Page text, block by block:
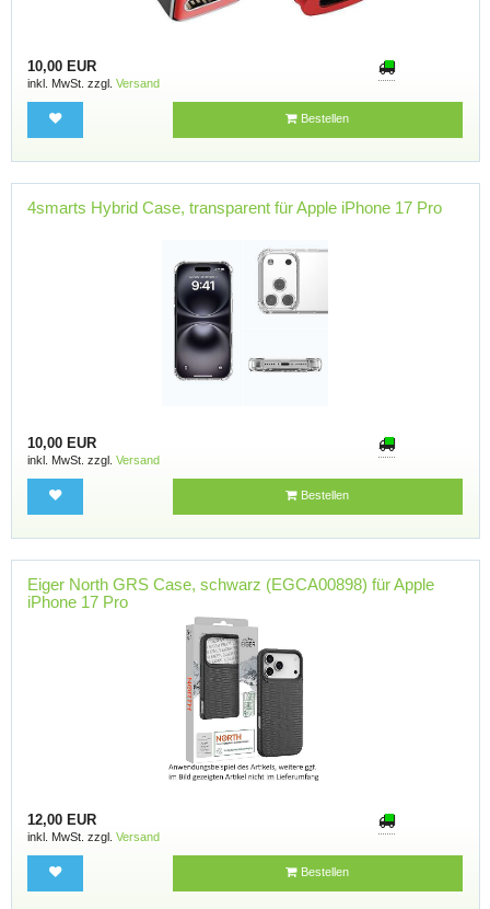
10,00 EUR
inkl. MwSt. zzgl. Versand
Bestellen
4smarts Hybrid Case, transparent für Apple iPhone 17 Pro
10,00 EUR
inkl. MwSt. zzgl. Versand
Bestellen
Eiger North GRS Case, schwarz (EGCA00898) für Apple
iPhone 17 Pro
12,00 EUR
inkl. MwSt. zzgl. Versand
Bestellen